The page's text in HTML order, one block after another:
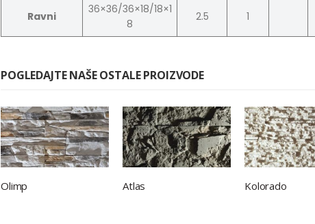
Ravni
36×36/36×18/18×1
8
2.5 1
POGLEDAJTE NAŠE OSTALE PROIZVODE
Olimp Atlas Kolorado